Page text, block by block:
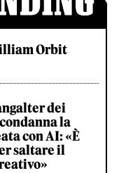
Orbit
dei
la
con AI: «È
saltare il